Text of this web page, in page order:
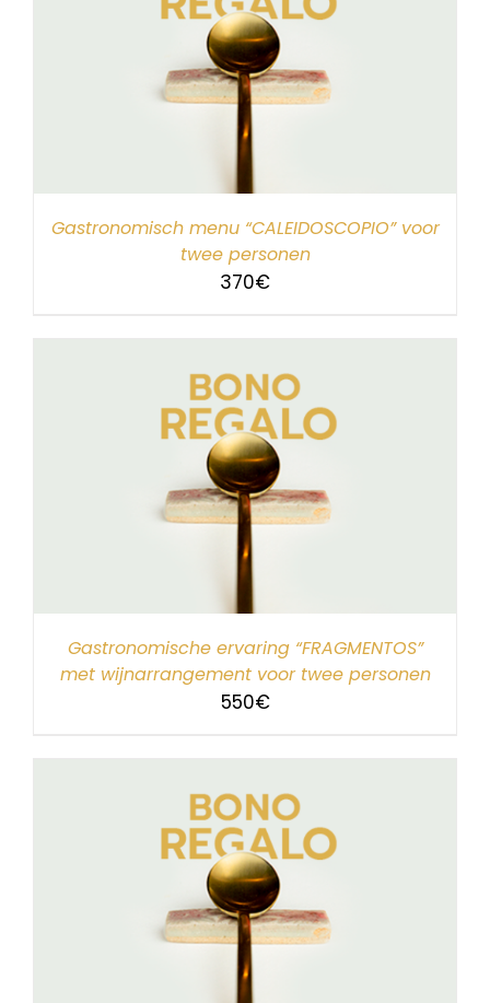
Gastronomisch menu “CALEIDOSCOPIO” voor
twee personen
370€
Gastronomische ervaring “FRAGMENTOS”
met wijnarrangement voor twee personen
550€